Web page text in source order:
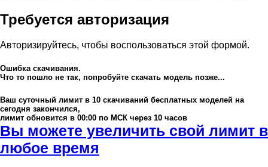
Требуется авторизация
Авторизируйтесь, чтобы воспользоваться этой формой.
Ошибка скачивания.
Что то пошло не так, попробуйте скачать модель позже...
Ваш суточный лимит в 10 скачиваний бесплатных моделей на
сегодня закончился,
лимит обновится в 00:00 по МСК через 10 часов
Вы можете увеличить свой лимит в
любое время